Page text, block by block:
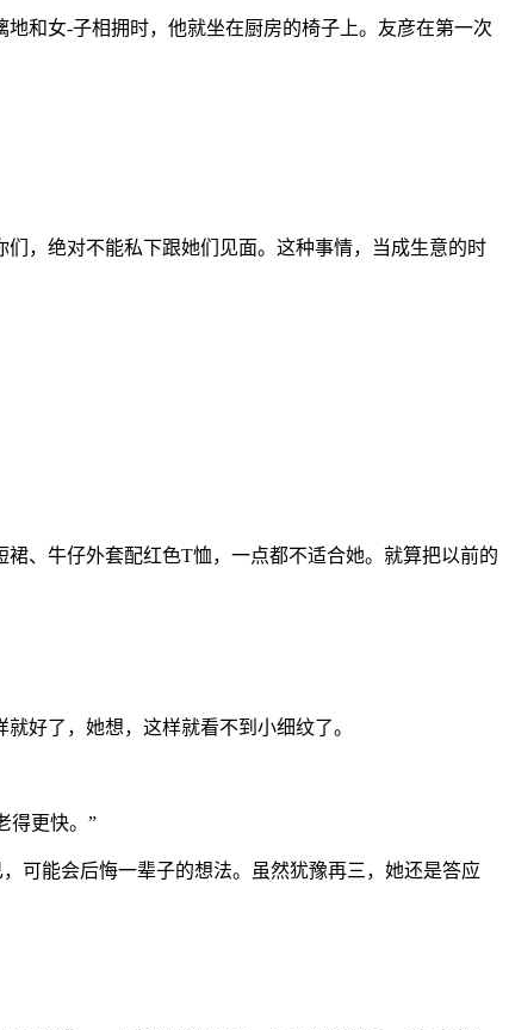
和女-子相拥时，他就坐在厨房的椅子上。友彦在第一次
，绝对不能私下跟她们见面。这种事情，当成生意的时
、牛仔外套配红色T恤，一点都不适合她。就算把以前的
好了，她想，这样就看不到小细纹了。
得更快。”
可能会后悔一辈子的想法。虽然犹豫再三，她还是答应